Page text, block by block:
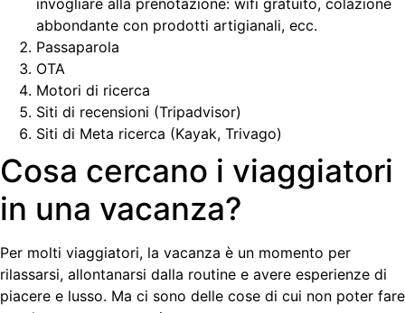
abbondante con prodotti artigianali, ecc.
Passaparola
OTA
Motori di ricerca
Siti di recensioni (Tripadvisor)
Siti di Meta ricerca (Kayak, Trivago)
Cosa cercano i viaggiatori
in una vacanza?
Per molti viaggiatori, la vacanza è un momento per
rilassarsi, allontanarsi dalla routine e avere esperienze di
piacere e lusso. Ma ci sono delle cose di cui non poter fare